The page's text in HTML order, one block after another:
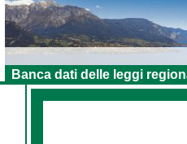
Banca dati delle leggi